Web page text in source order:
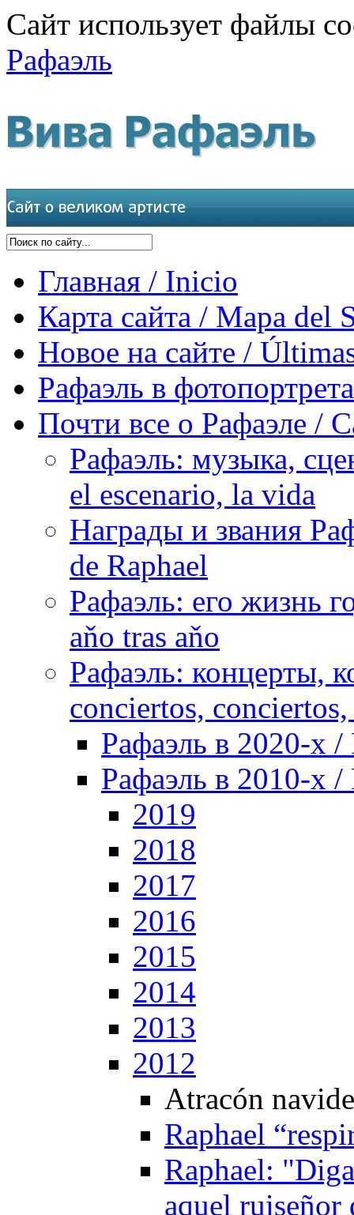
Сайт использует файлы
Рафаэль
Главная / Inicio
Карта сайта / Mapa del
Новое на сайте /
Рафаэль в
Почти все о Рафаэле /
Рафаэль: музыка,
el escenario, la vida
Награды и звания
de Raphael
Рафаэль: его жизнь
aňo tras aňo
Рафаэль: концерты,
conciertos,
Рафаэль в 2020-х /
Рафаэль в 2010-х /
2019
2018
2017
2016
2015
2014
2013
2012
Atracón
Raphael
Raphael:
aquel ruiseñor